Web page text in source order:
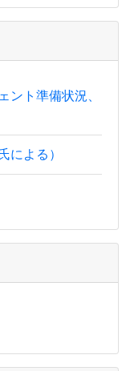
ト準備状況、
よる）